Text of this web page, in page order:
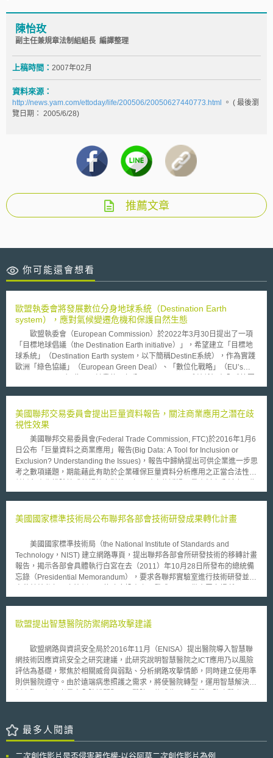
陳怡玫
副主任兼規章法制組組長 編譯整理
上稿時間： 2007年02月
資料來源：
http://news.yam.com/ettoday/life/200506/20050627440773.html
。 ( 最後瀏
覽日期： 2005/6/28)
推薦文章
你可能還會想看
歐盟執委會將發展數位分身地球系統（Destination Earth
system），應對氣候變遷危機和保護自然生態
歐盟執委會（European Commission）於2022年3月30日提出了一項
「目標地球倡議（the Destination Earth initiative）」，希望建立「目標地
球系統」（Destination Earth system，以下簡稱DestinE系統），作為實踐
歐洲「綠色協議」（European Green Deal）、「數位化戰略」（EU’s
內開發一個高度精確的地球數位模型，透過整合、存取具價值性的資料與人
類社會經濟之影響，以及後續可能的因應和緩解策略。未來希望將高品質的
資訊、數位服務、模型預測提供予公部門運用，接著逐步開放給科學界、私
造歐洲的數位未來。 為實現此一項目，歐盟執委會預計在2024年中前
由數位歐洲計畫（Digital Europe Programme）投入1.5億歐元，並與科
學、工業領域單位合作，包含歐洲航太總署（European Space Agency,
ESA）、中期天氣預報中心（European Centre for Medium-Range
分身（Digital Twins）。 是以，DestinE系統將允許用戶存取地圖資訊
統主要組成分為以下三者： 從而，DestinE系統用戶將能夠存取大量地
球系統和社會經濟資料並與之互動，該系統可有助於： 核心服務平台
（Core Service Platform）--該平台將基於開放、靈活和安全的雲端運算系
統，提供決策工具、應用程式和服務，兼具大規模資料分析與地球系統監
測、模擬和預測能力的數位建模和開放模擬平台。同時，也將為DestinE用
戶提供專屬資源、整合數據、開發各自的應用程式。該平台服務的採購、相
關維運將由歐洲航太總署負責。 DestinE資料湖泊（ DestinE Data Lake）-
-資料湖泊將提供核心服務平台、數位分身所需的獨立專用資料存取空間，
並提供多元的資料來源和有效管理與DestinE系統用戶共享的資料，同時提
分身（Digital Twins）-- DestinE 數位分身將依據不同的地球科學領域主題
進行即時觀測、分類，例如極端自然災害事件、因應氣候變遷、海洋或生物
多樣性，最終目標是整合這些數位複製內容（digital replicas），形成、建
立全面性的地球數位分身綜合系統。因此，DestinE 數位分身將為用戶提供
系統可有助於： 根據豐富的觀測資料集，對地球系統進行準確、和動態的
模擬，例如：關注與社會相關的領域、氣候變化的區域影響、自然災害、海
洋生態系統或城市空間。 提高、加強預測能力並發揮最大化影響，例如：
美國聯邦交易委員會提出巨量資料報告，關注商業應用之潛在歧
視性效果
美國聯邦交易委員會(Federal Trade Commission, FTC)於2016年1月6
日公布「巨量資料之商業應用」報告(Big Data: A Tool for Inclusion or
Exclusion? Understanding the Issues)，報告中歸納提出可供企業進一步思
考之數項議題，期能藉此有助於企業確保巨量資料分析應用之正當合法性，
消費者帶來最大的利益。FTC主委Edith Ramirez表示，巨量資料之重要性
業仍應確保巨量資料之利用不會產生傷害消費者之結果。 「巨量資料
助弱勢群體的巨量資料創新利用方式，例如依病患之生理特性量身訂作並提
供醫療照護，或是新的消費者信用評等方式。報告同時也指出可能因為偏見
或資料錯誤帶來的風險，像是信用卡發卡銀行降低某人信用額度的原因並非
基於該持卡人之消費與還款記錄，而是與該持卡人被歸為「同一類型」之消
Information Nondiscrimination Act, GINA)、以及聯邦交易委員會法，報告
美國國家標準技術局公布聯邦各部會技術研發成果轉化計畫
美國國家標準技術局（the National Institute of Standards and
Technology，NIST) 建立網路專頁，提出聯邦各部會所研發技術的移轉計畫
報告，揭示各部會具體執行白宮在去（2011）年10月28日所發布的總統備
忘錄（Presidential Memorandum），要求各聯邦實驗室進行技術研發並提
進一步加速經濟成長與提昇美國產業競爭力。 觀察白宮所發布的政策
效的技術移轉又是成功的技術研發的重要驅動力，故歐巴馬政府啟動美國計
所提出之執行計畫，包括各機關自訂目標與評量標準，以評估刺激技術移轉
計畫之成效。而作為美國產業技術研發與標準制訂之主要推動機構，NIST
的技術移轉計畫將調整技術移轉的定義與內涵，俾更為精確地反應和評估廣
泛的技術研發活動。未來NIST將擴張各項衡量指標，如標準參考物質和數
參與私部門統一標準制訂委員會之資料庫。 包括NIST在內以及美國商
業部與其他各主要進行產業技術研發的聯邦部會之技術移轉計畫，揭示了技
術移轉在美國技術研發活動週期中的重要性，具體執行、評估之方式，可自
歐盟提出智慧醫院防禦網路攻擊建議
歐盟網路與資訊安全局於2016年11月（ENISA）提出醫院導入智慧聯
網技術因應資訊安全之研究建議，此研究說明智慧醫院之ICT應用乃以風險
評估為基礎，聚焦於相關威脅與弱點、分析網路攻擊情節，同時建立使用準
則供醫院遵守。由於遠端病患照護之需求，將使醫院轉型，運用智慧解決機
標，醫院導入智慧聯元件的同時，將增加攻擊媒介使醫院面對網路攻擊更加
求智慧聯網元件符合最佳安全措施。 2.智慧醫院應確認醫院內之物件及其如
何進行網路連結，並根據所得資料採取相應措施。 3.設備製造商應將安全防
最多人閱讀
二次創作影片是否侵害著作權-以谷阿莫二次創作影片為例